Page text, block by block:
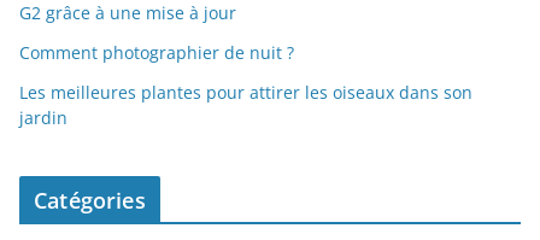
G2 grâce à une mise à jour
Comment photographier de nuit ?
Les meilleures plantes pour attirer les oiseaux dans son
jardin
Catégories